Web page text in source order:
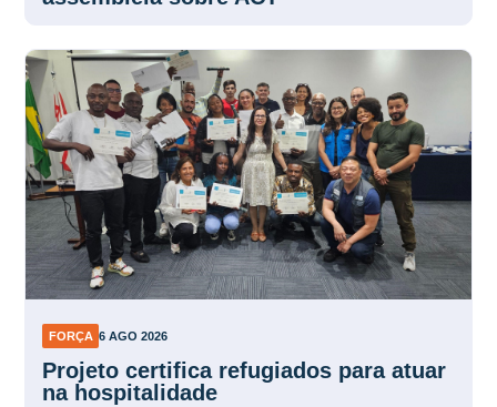
FORÇA 6 AGO 2026
Projeto certifica refugiados para atuar
na hospitalidade